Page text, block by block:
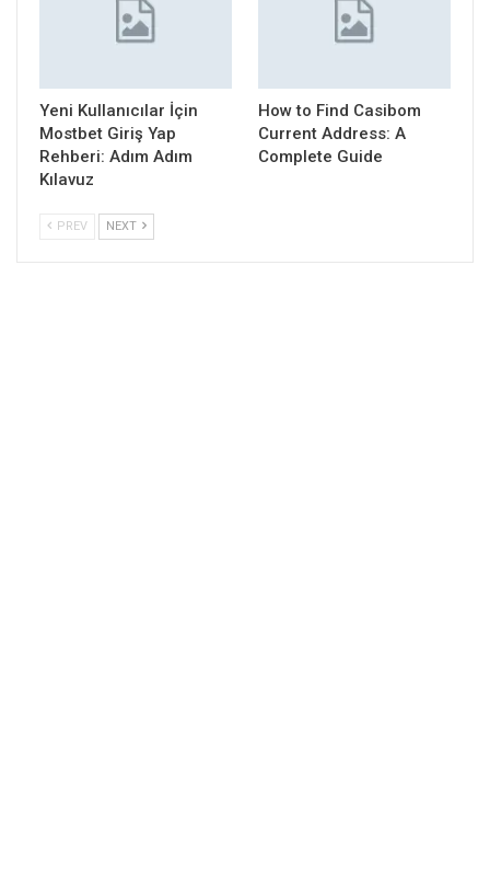
Yeni Kullanıcılar İçin
Mostbet Giriş Yap
Rehberi: Adım Adım
Kılavuz
How to Find Casibom
Current Address: A
Complete Guide
PREV NEXT